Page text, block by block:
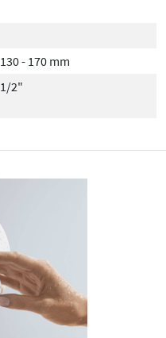
130 - 170 mm
1/2"